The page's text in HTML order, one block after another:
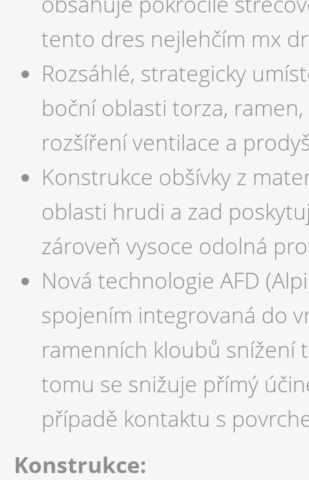
tento dres nejlehčím mx
Rozsáhlé, strategicky
boční oblasti torza,
rozšíření ventilace a
Konstrukce obšívky z
oblasti hrudi a zad
zároveň vysoce odolná
Nová technologie AFD
spojením integrovaná do
ramenních kloubů snížení
tomu se snižuje přímý
případě kontaktu s
Konstrukce: